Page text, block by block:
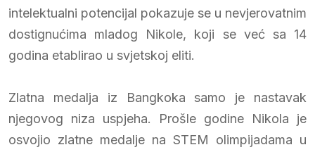
intelektualni potencijal pokazuje se u nevjerovatnim
dostignućima mladog Nikole, koji se već sa 14
godina etablirao u svjetskoj eliti.
Zlatna medalja iz Bangkoka samo je nastavak
njegovog niza uspjeha. Prošle godine Nikola je
osvojio zlatne medalje na STEM olimpijadama u